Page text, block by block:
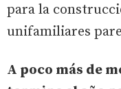
para la
unifamiliares
A poco más de